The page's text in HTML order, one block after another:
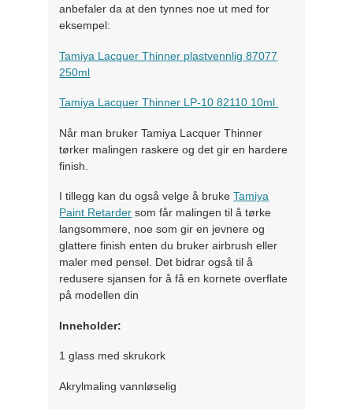
anbefaler da at den tynnes noe ut med for
eksempel:
Tamiya Lacquer Thinner plastvennlig 87077
250ml
Tamiya Lacquer Thinner LP-10 82110 10ml
Når man bruker Tamiya Lacquer Thinner
tørker malingen raskere og det gir en hardere
finish.
I tillegg kan du også velge å brukeTamiya
Paint Retarder som får malingen til å tørke
langsommere, noe som gir en jevnere og
glattere finish enten du bruker airbrush eller
maler med pensel. Det bidrar også til å
redusere sjansen for å få en kornete overflate
på modellen din
Inneholder:
1 glass med skrukork
Akrylmaling vannløselig